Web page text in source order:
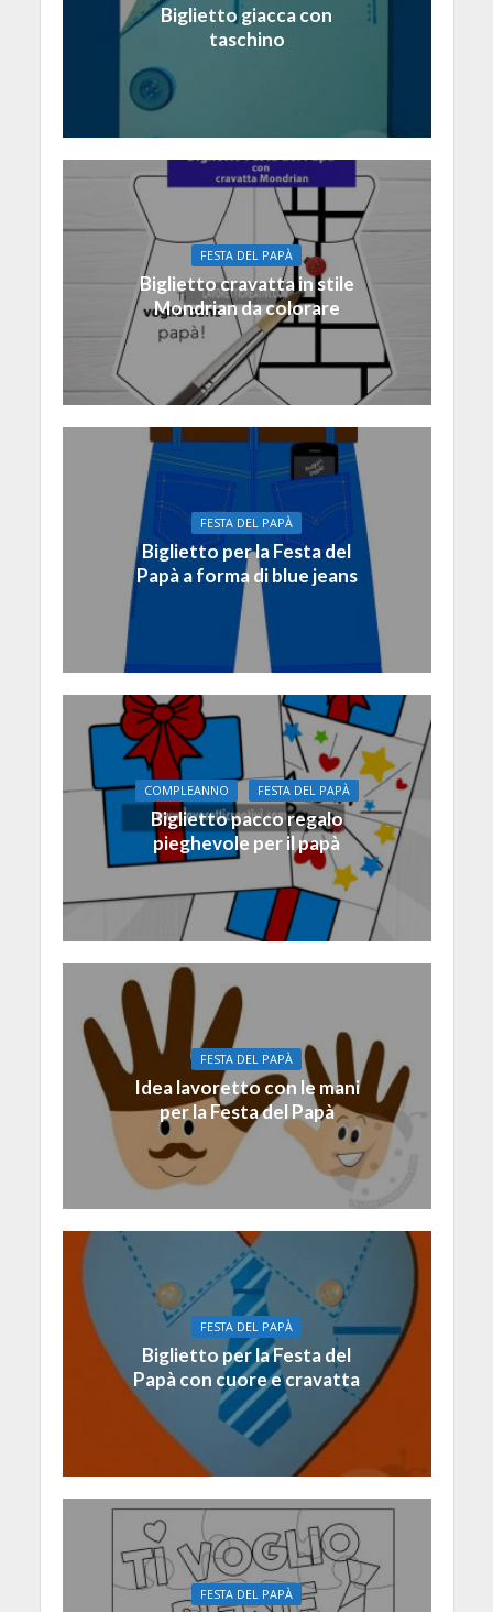
Biglietto giacca con
taschino
FESTA DEL PAPÀ
Biglietto cravatta in stile
Mondrian da colorare
FESTA DEL PAPÀ
Biglietto per la Festa del
Papà a forma di blue jeans
COMPLEANNO FESTA DEL PAPÀ
Biglietto pacco regalo
pieghevole per il papà
FESTA DEL PAPÀ
Idea lavoretto con le mani
per la Festa del Papà
FESTA DEL PAPÀ
Biglietto per la Festa del
Papà con cuore e cravatta
FESTA DEL PAPÀ